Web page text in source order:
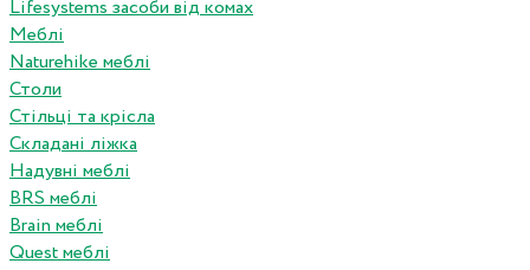
Lifesystems засоби від комах
Меблі
Naturehike меблі
Столи
Стільці та крісла
Складані ліжка
Надувні меблі
BRS меблі
Brain меблі
Quest меблі